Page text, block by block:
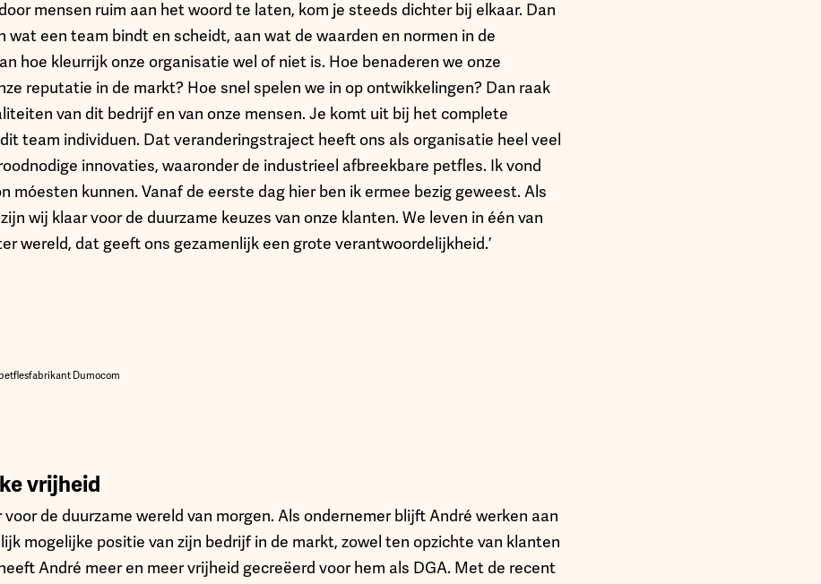
mensen ruim aan het woord te laten, kom je steeds dichter bij elkaar. Dan
wat een team bindt en scheidt, aan wat de waarden en normen in de
hoe kleurrijk onze organisatie wel of niet is. Hoe benaderen we onze
reputatie in de markt? Hoe snel spelen we in op ontwikkelingen? Dan raak
van dit bedrijf en van onze mensen. Je komt uit bij het complete
team individuen. Dat veranderingstraject heeft ons als organisatie heel veel
innovaties, waaronder de industrieel afbreekbare petfles. Ik vond
móesten kunnen. Vanaf de eerste dag hier ben ik ermee bezig geweest. Als
wij klaar voor de duurzame keuzes van onze klanten. We leven in één van
wereld, dat geeft ons gezamenlijk een grote verantwoordelijkheid.’
Dumocom
vrijheid
voor de duurzame wereld van morgen. Als ondernemer blijft André werken aan
mogelijke positie van zijn bedrijf in de markt, zowel ten opzichte van klanten
André meer en meer vrijheid gecreëerd voor hem als DGA. Met de recent